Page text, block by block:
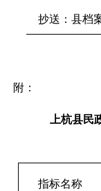
抄送：县档
附：
上杭县民
指标名称